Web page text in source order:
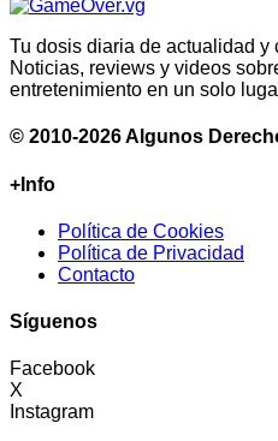
Tu dosis diaria de actualidad y
Noticias, reviews y videos
entretenimiento en un solo
© 2010-2026 Algunos
+Info
Política de Cookies
Política de Privacidad
Contacto
Síguenos
Facebook
X
Instagram